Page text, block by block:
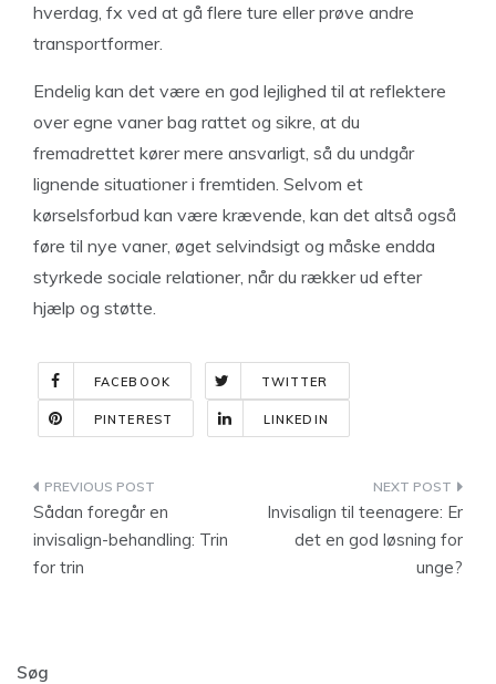
hverdag, fx ved at gå flere ture eller prøve andre
transportformer.
Endelig kan det være en god lejlighed til at reflektere
over egne vaner bag rattet og sikre, at du
fremadrettet kører mere ansvarligt, så du undgår
lignende situationer i fremtiden. Selvom et
kørselsforbud kan være krævende, kan det altså også
føre til nye vaner, øget selvindsigt og måske endda
styrkede sociale relationer, når du rækker ud efter
hjælp og støtte.
FACEBOOK TWITTER
PINTEREST LINKEDIN
Indlægsnavigation
Sådan foregår en
invisalign-behandling: Trin
for trin
Invisalign til teenagere: Er
det en god løsning for
unge?
Søg